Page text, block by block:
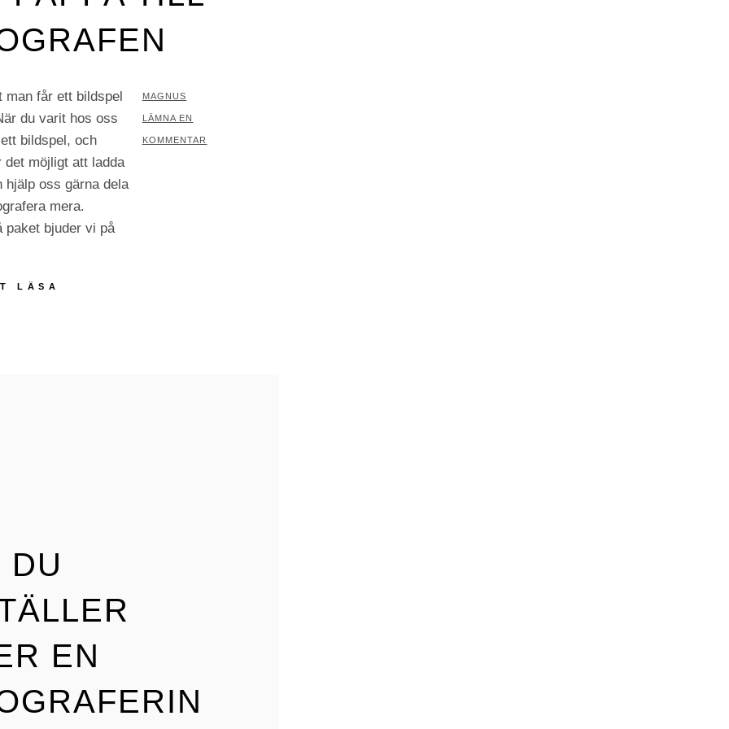
man får ett bildspel
du varit hos oss
bildspel, och
det möjligt att ladda
hjälp oss gärna dela
mera.
paket bjuder vi på
LÄSA
AV
MAGNUS
LÄMNA EN
KOMMENTAR
DU
EN